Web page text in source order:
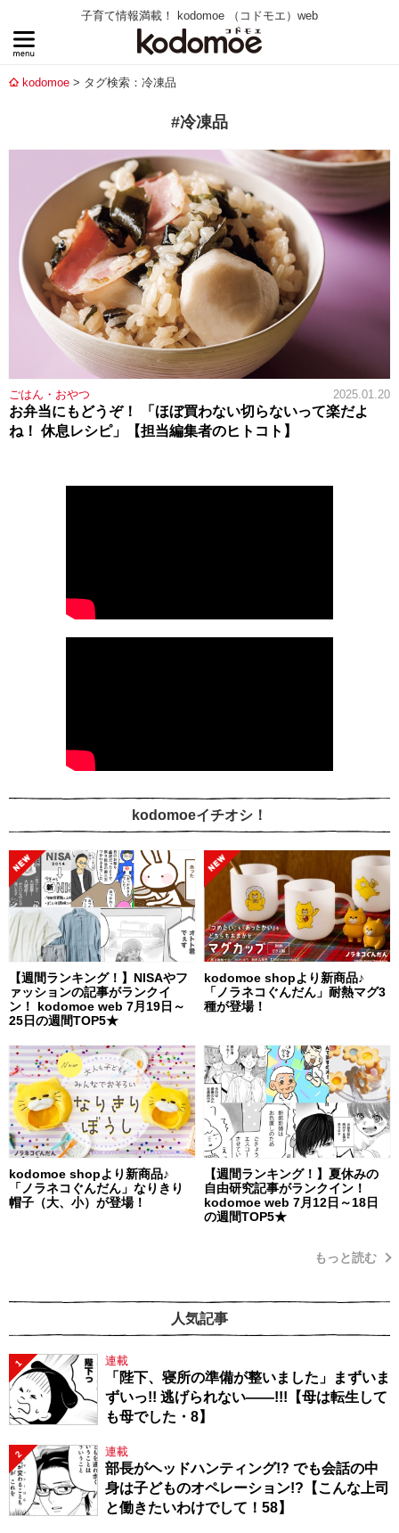
子育て情報満載！ kodomoe （コドモエ）web
kodomoe タグ検索：冷凍品
#冷凍品
ごはん・おやつ 2025.01.20
お弁当にもどうぞ！ 「ほぼ買わない切らないって楽だよ
ね！ 休息レシピ」【担当編集者のヒトコト】
kodomoeイチオシ！
【週間ランキング！】NISAやフ
ァッションの記事がランクイ
ン！ kodomoe web 7月19日～
25日の週間TOP5★
kodomoe shopより新商品♪
「ノラネコぐんだん」耐熱マグ3
種が登場！
kodomoe shopより新商品♪
「ノラネコぐんだん」なりきり
帽子（大、小）が登場！
【週間ランキング！】夏休みの
自由研究記事がランクイン！
kodomoe web 7月12日～18日
の週間TOP5★
もっと読む
人気記事
1 連載
「陛下、寝所の準備が整いました」まずいま
ずいっ!! 逃げられない――!!!【母は転生して
も母でした・8】
2 連載
部長がヘッドハンティング!? でも会話の中
身は子どものオペレーション!?【こんな上司
と働きたいわけでして！58】